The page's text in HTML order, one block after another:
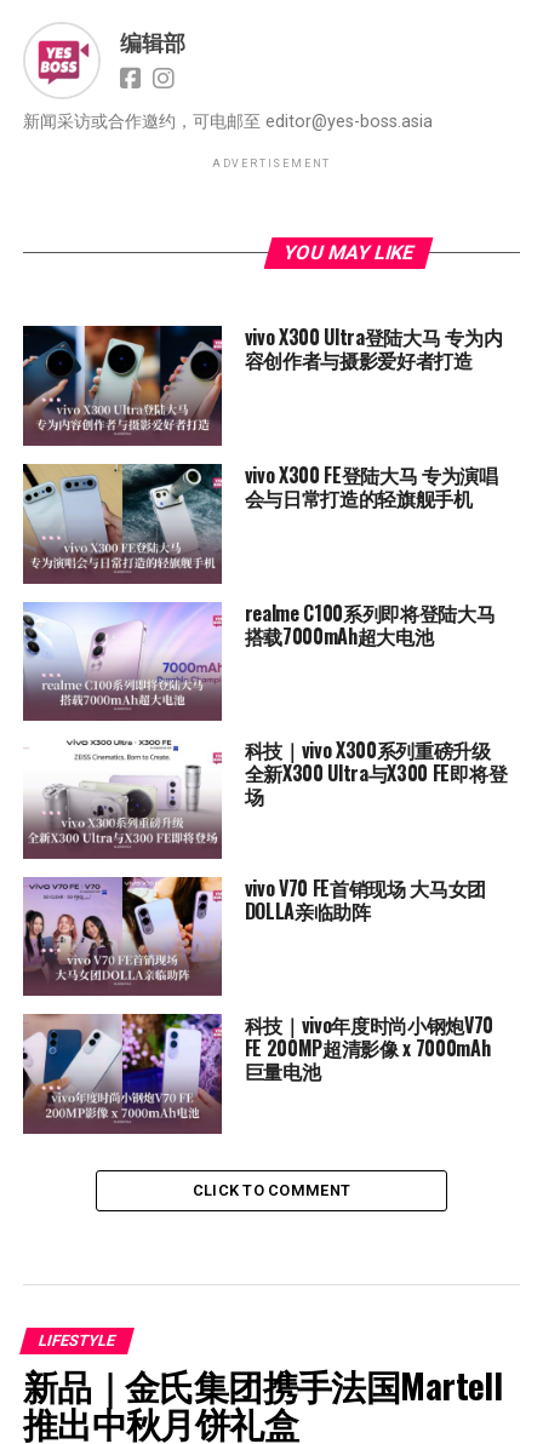
编辑部
新闻采访或合作邀约，可电邮至 editor@yes-boss.asia
ADVERTISEMENT
YOU MAY LIKE
vivo X300 Ultra登陆大马 专为内
容创作者与摄影爱好者打造
vivo X300 FE登陆大马 专为演唱
会与日常打造的轻旗舰手机
realme C100系列即将登陆大马
搭载7000mAh超大电池
科技｜vivo X300系列重磅升级
全新X300 Ultra与X300 FE即将登
场
vivo V70 FE首销现场 大马女团
DOLLA亲临助阵
科技｜vivo年度时尚小钢炮V70
FE 200MP超清影像 x 7000mAh
巨量电池
CLICK TO COMMENT
LIFESTYLE
新品｜金氏集团携手法国Martell
推出中秋月饼礼盒